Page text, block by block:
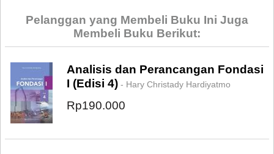
Pelanggan yang Membeli Buku Ini Juga
Membeli Buku Berikut:
Analisis dan Perancangan Fondasi
I (Edisi 4) - Hary Christady Hardiyatmo
Rp190.000